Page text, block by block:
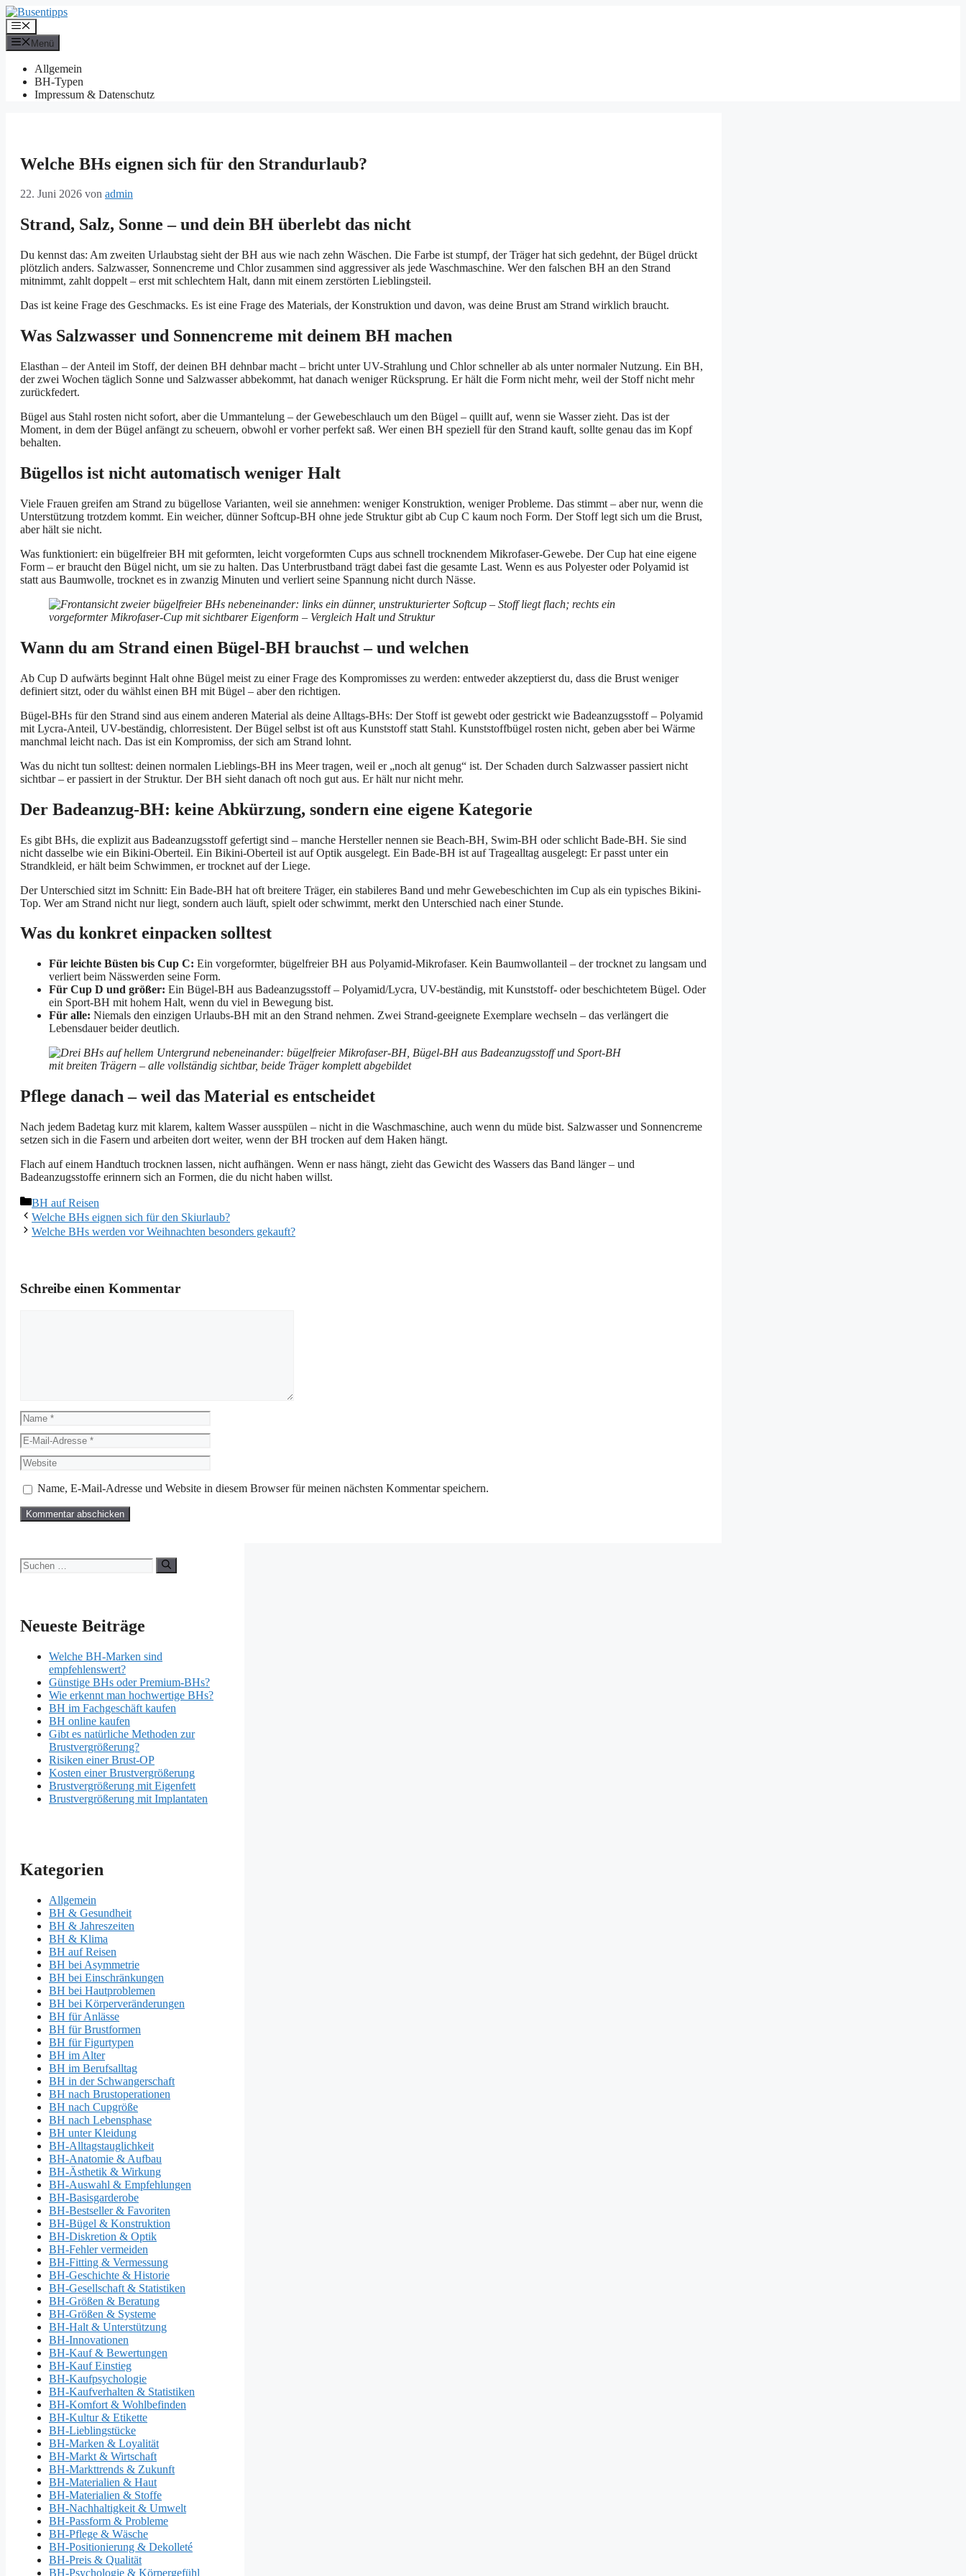
Zum
Inhalt
springen
Menü
Menü
Allgemein
BH-Typen
Impressum & Datenschutz
Welche BHs eignen sich für den Strandurlaub?
22. Juni 2026 von admin
Strand, Salz, Sonne – und dein BH überlebt das nicht
Du kennst das: Am zweiten Urlaubstag sieht der BH aus wie nach zehn Wäschen. Die Farbe ist stumpf, der Träger hat sich gedehnt, der Bügel drückt
plötzlich anders. Salzwasser, Sonnencreme und Chlor zusammen sind aggressiver als jede Waschmaschine. Wer den falschen BH an den Strand
mitnimmt, zahlt doppelt – erst mit schlechtem Halt, dann mit einem zerstörten Lieblingsteil.
Das ist keine Frage des Geschmacks. Es ist eine Frage des Materials, der Konstruktion und davon, was deine Brust am Strand wirklich braucht.
Was Salzwasser und Sonnencreme mit deinem BH machen
Elasthan – der Anteil im Stoff, der deinen BH dehnbar macht – bricht unter UV-Strahlung und Chlor schneller ab als unter normaler Nutzung. Ein BH,
der zwei Wochen täglich Sonne und Salzwasser abbekommt, hat danach weniger Rücksprung. Er hält die Form nicht mehr, weil der Stoff nicht mehr
zurückfedert.
Bügel aus Stahl rosten nicht sofort, aber die Ummantelung – der Gewebeschlauch um den Bügel – quillt auf, wenn sie Wasser zieht. Das ist der
Moment, in dem der Bügel anfängt zu scheuern, obwohl er vorher perfekt saß. Wer einen BH speziell für den Strand kauft, sollte genau das im Kopf
behalten.
Bügellos ist nicht automatisch weniger Halt
Viele Frauen greifen am Strand zu bügellose Varianten, weil sie annehmen: weniger Konstruktion, weniger Probleme. Das stimmt – aber nur, wenn die
Unterstützung trotzdem kommt. Ein weicher, dünner Softcup-BH ohne jede Struktur gibt ab Cup C kaum noch Form. Der Stoff legt sich um die Brust,
aber hält sie nicht.
Was funktioniert: ein bügelfreier BH mit geformten, leicht vorgeformten Cups aus schnell trocknendem Mikrofaser-Gewebe. Der Cup hat eine eigene
Form – er braucht den Bügel nicht, um sie zu halten. Das Unterbrustband trägt dabei fast die gesamte Last. Wenn es aus Polyester oder Polyamid ist
statt aus Baumwolle, trocknet es in zwanzig Minuten und verliert seine Spannung nicht durch Nässe.
Wann du am Strand einen Bügel-BH brauchst – und welchen
Ab Cup D aufwärts beginnt Halt ohne Bügel meist zu einer Frage des Kompromisses zu werden: entweder akzeptierst du, dass die Brust weniger
definiert sitzt, oder du wählst einen BH mit Bügel – aber den richtigen.
Bügel-BHs für den Strand sind aus einem anderen Material als deine Alltags-BHs: Der Stoff ist gewebt oder gestrickt wie Badeanzugsstoff – Polyamid
mit Lycra-Anteil, UV-beständig, chlorresistent. Der Bügel selbst ist oft aus Kunststoff statt Stahl. Kunststoffbügel rosten nicht, geben aber bei Wärme
manchmal leicht nach. Das ist ein Kompromiss, der sich am Strand lohnt.
Was du nicht tun solltest: deinen normalen Lieblings-BH ins Meer tragen, weil er „noch alt genug“ ist. Der Schaden durch Salzwasser passiert nicht
sichtbar – er passiert in der Struktur. Der BH sieht danach oft noch gut aus. Er hält nur nicht mehr.
Der Badeanzug-BH: keine Abkürzung, sondern eine eigene Kategorie
Es gibt BHs, die explizit aus Badeanzugsstoff gefertigt sind – manche Hersteller nennen sie Beach-BH, Swim-BH oder schlicht Bade-BH. Sie sind
nicht dasselbe wie ein Bikini-Oberteil. Ein Bikini-Oberteil ist auf Optik ausgelegt. Ein Bade-BH ist auf Tragealltag ausgelegt: Er passt unter ein
Strandkleid, er hält beim Schwimmen, er trocknet auf der Liege.
Der Unterschied sitzt im Schnitt: Ein Bade-BH hat oft breitere Träger, ein stabileres Band und mehr Gewebeschichten im Cup als ein typisches Bikini-
Top. Wer am Strand nicht nur liegt, sondern auch läuft, spielt oder schwimmt, merkt den Unterschied nach einer Stunde.
Was du konkret einpacken solltest
Für leichte Büsten bis Cup C: Ein vorgeformter, bügelfreier BH aus Polyamid-Mikrofaser. Kein Baumwollanteil – der trocknet zu langsam und
verliert beim Nässwerden seine Form.
Für Cup D und größer: Ein Bügel-BH aus Badeanzugsstoff – Polyamid/Lycra, UV-beständig, mit Kunststoff- oder beschichtetem Bügel. Oder
ein Sport-BH mit hohem Halt, wenn du viel in Bewegung bist.
Für alle: Niemals den einzigen Urlaubs-BH mit an den Strand nehmen. Zwei Strand-geeignete Exemplare wechseln – das verlängert die
Lebensdauer beider deutlich.
Pflege danach – weil das Material es entscheidet
Nach jedem Badetag kurz mit klarem, kaltem Wasser ausspülen – nicht in die Waschmaschine, auch wenn du müde bist. Salzwasser und Sonnencreme
setzen sich in die Fasern und arbeiten dort weiter, wenn der BH trocken auf dem Haken hängt.
Flach auf einem Handtuch trocknen lassen, nicht aufhängen. Wenn er nass hängt, zieht das Gewicht des Wassers das Band länger – und
Badeanzugsstoffe erinnern sich an Formen, die du nicht haben willst.
Kategorien
BH auf Reisen
Welche BHs eignen sich für den Skiurlaub?
Welche BHs werden vor Weihnachten besonders gekauft?
Schreibe einen Kommentar
Name
E-
Mail-
Adresse
Website
Name, E-Mail-Adresse und Website in diesem Browser für meinen nächsten Kommentar speichern.
Suchen
nach:
Neueste Beiträge
Welche BH-Marken sind
empfehlenswert?
Günstige BHs oder Premium-BHs?
Wie erkennt man hochwertige BHs?
BH im Fachgeschäft kaufen
BH online kaufen
Gibt es natürliche Methoden zur
Brustvergrößerung?
Risiken einer Brust-OP
Kosten einer Brustvergrößerung
Brustvergrößerung mit Eigenfett
Brustvergrößerung mit Implantaten
Kategorien
Allgemein
BH & Gesundheit
BH & Jahreszeiten
BH & Klima
BH auf Reisen
BH bei Asymmetrie
BH bei Einschränkungen
BH bei Hautproblemen
BH bei Körperveränderungen
BH für Anlässe
BH für Brustformen
BH für Figurtypen
BH im Alter
BH im Berufsalltag
BH in der Schwangerschaft
BH nach Brustoperationen
BH nach Cupgröße
BH nach Lebensphase
BH unter Kleidung
BH-Alltagstauglichkeit
BH-Anatomie & Aufbau
BH-Ästhetik & Wirkung
BH-Auswahl & Empfehlungen
BH-Basisgarderobe
BH-Bestseller & Favoriten
BH-Bügel & Konstruktion
BH-Diskretion & Optik
BH-Fehler vermeiden
BH-Fitting & Vermessung
BH-Geschichte & Historie
BH-Gesellschaft & Statistiken
BH-Größen & Beratung
BH-Größen & Systeme
BH-Halt & Unterstützung
BH-Innovationen
BH-Kauf & Bewertungen
BH-Kauf Einstieg
BH-Kaufpsychologie
BH-Kaufverhalten & Statistiken
BH-Komfort & Wohlbefinden
BH-Kultur & Etikette
BH-Lieblingstücke
BH-Marken & Loyalität
BH-Markt & Wirtschaft
BH-Markttrends & Zukunft
BH-Materialien & Haut
BH-Materialien & Stoffe
BH-Nachhaltigkeit & Umwelt
BH-Passform & Probleme
BH-Pflege & Wäsche
BH-Positionierung & Dekolleté
BH-Preis & Qualität
BH-Psychologie & Körpergefühl